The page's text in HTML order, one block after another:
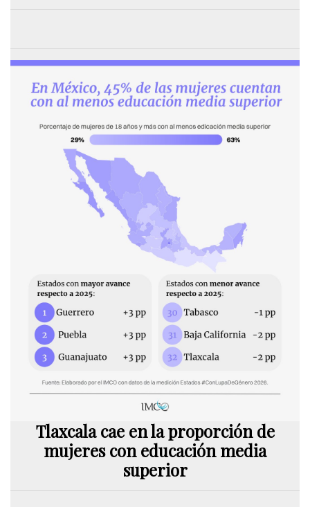
Tlaxcala cae en la proporción de
mujeres con educación media
superior